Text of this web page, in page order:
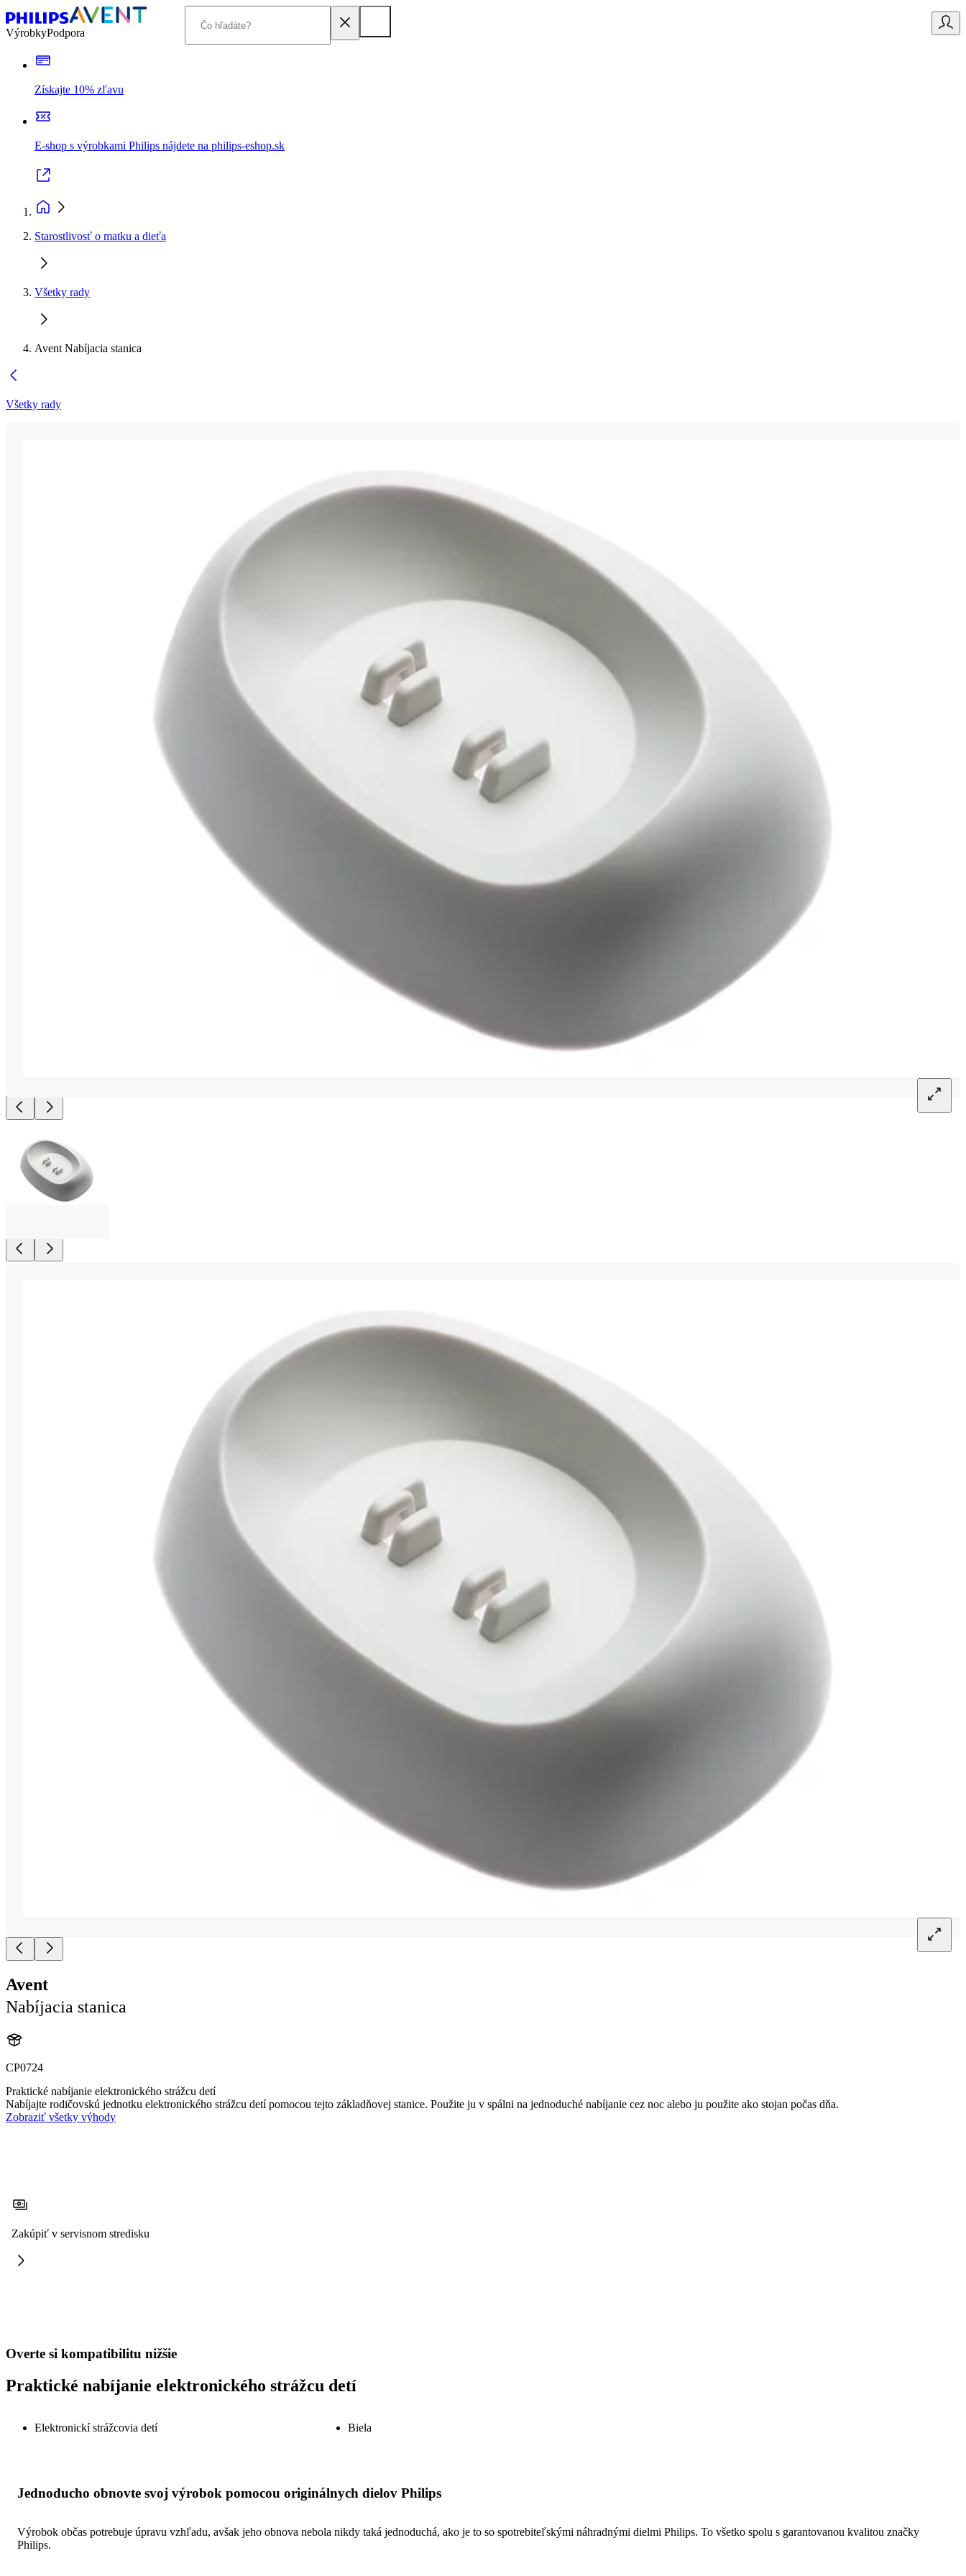
VýrobkyPodpora
Získajte 10% zľavu
E-shop s výrobkami Philips nájdete na philips-eshop.sk
Starostlivosť o matku a dieťa
Všetky rady
Avent Nabíjacia stanica
Všetky rady
Avent
Nabíjacia stanica
CP0724
Praktické nabíjanie elektronického strážcu detí
Nabíjajte rodičovskú jednotku elektronického strážcu detí pomocou tejto základňovej stanice. Použite ju v spálni na jednoduché nabíjanie cez noc alebo ju použite ako stojan počas dňa.
Zobraziť všetky výhody
Zakúpiť v servisnom stredisku
Overte si kompatibilitu nižšie
Praktické nabíjanie elektronického strážcu detí
Elektronickí strážcovia detí Biela
Jednoducho obnovte svoj výrobok pomocou originálnych dielov Philips
Výrobok občas potrebuje úpravu vzhľadu, avšak jeho obnova nebola nikdy taká jednoduchá, ako je to so spotrebiteľskými náhradnými dielmi Philips. To všetko spolu s garantovanou kvalitou značky
Philips.